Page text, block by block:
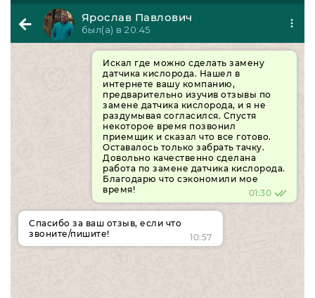
Ярослав Павлович
был(а) в 20:45
Искал где можно сделать замену
датчика кислорода. Нашел в
интернете вашу компанию,
предварительно изучив отзывы по
замене датчика кислорода, и я не
раздумывая согласился. Спустя
некоторое время позвонил
приемщик и сказал что все готово.
Оставалось только забрать тачку.
Довольно качественно сделана
работа по замене датчика кислорода.
Благодарю что сэкономили мое
время!
01:30
Спасибо за ваш отзыв, если что
звоните/пишите!
10:57